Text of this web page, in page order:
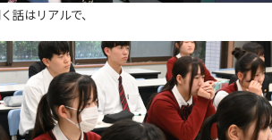
話はリアルで、